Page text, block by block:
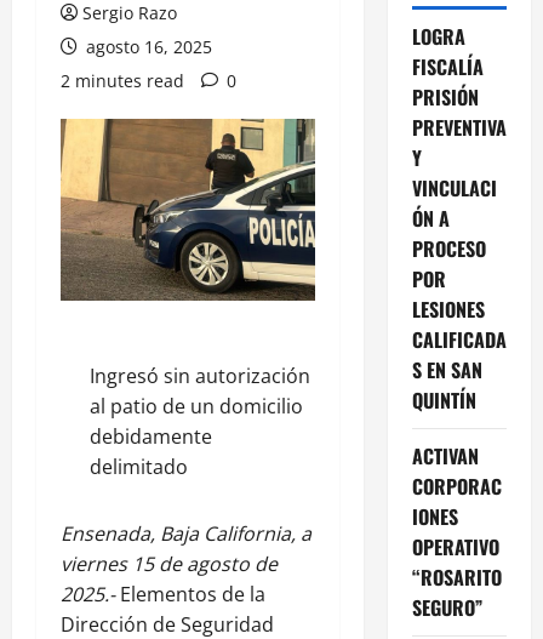
Sergio Razo
agosto 16, 2025
2 minutes read
0
Ingresó sin autorización
al patio de un domicilio
debidamente
delimitado
Ensenada, Baja California, a
viernes 15 de agosto de
2025.-Elementos de la
Dirección de Seguridad
LOGRA
FISCALÍA
PRISIÓN
PREVENTIVA
Y
VINCULACI
ÓN A
PROCESO
POR
LESIONES
CALIFICADA
S EN SAN
QUINTÍN
ACTIVAN
CORPORAC
IONES
OPERATIVO
“ROSARITO
SEGURO”